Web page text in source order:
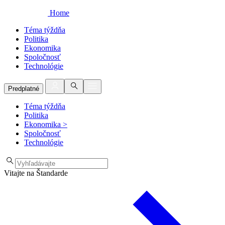
Home
Téma týždňa
Politika
Ekonomika
Spoločnosť
Technológie
Predplatné
Téma týždňa
Politika
Ekonomika >
Spoločnosť
Technológie
Vitajte na Štandarde